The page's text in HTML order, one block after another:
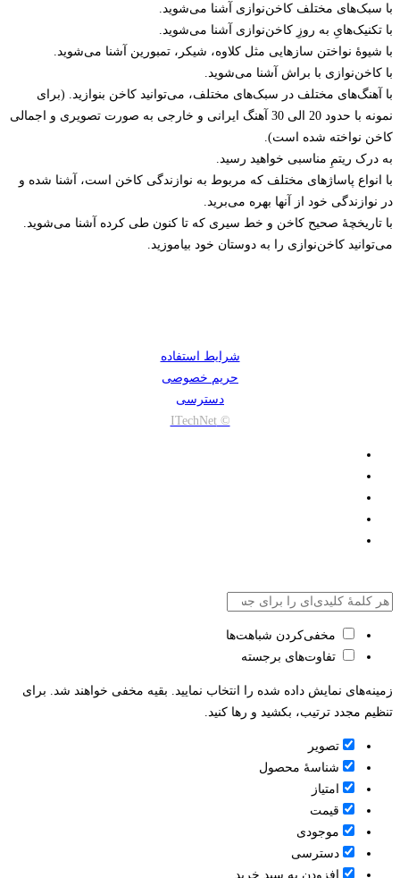
با سبک‌های مختلف کاخن‌نوازی آشنا می‌شوید.
با تکنیک‌هایِ به روزِ کاخن‌نوازی آشنا می‌شوید.
با شیوۀ نواختن سازهایی مثل کلاوه، شیکر، تمبورین آشنا می‌شوید.
با کاخن‌نوازی با براش آشنا می‌شوید.
با آهنگ‌های مختلف در سبک‌های مختلف، می‌توانید کاخن بنوازید. (برای
نمونه با حدود 20 الی 30 آهنگ ایرانی و خارجی به صورت تصویری و اجمالی
کاخن نواخته شده است).
به درک ریتمِ مناسبی خواهید رسید.
با انواع پاساژهای مختلف که مربوط به نوازندگی کاخن است، آشنا شده و
در نوازندگی خود از آنها بهره می‌برید.
با تاریخچۀ صحیح کاخن و خط سیری که تا کنون طی کرده آشنا می‌شوید.
می‌توانید کاخن‌نوازی را به دوستان خود بیاموزید.
شرایط استفاده
حریم خصوصی
دسترسی
© ITechNet
مخفی‌کردن شباهت‌ها
تفاوت‌های برجسته
زمینه‌های نمایش داده شده را انتخاب نمایید. بقیه مخفی خواهند شد. برای
تنظیم مجدد ترتیب، بکشید و رها کنید.
تصویر
شناسۀ محصول
امتیاز
قيمت
موجودی
دسترسی
افزودن به سبد خرید